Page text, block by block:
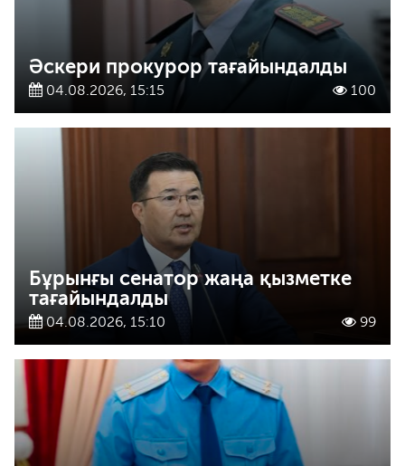
Әскери прокурор тағайындалды
04.08.2026, 15:15 100
Бұрынғы сенатор жаңа қызметке
тағайындалды
04.08.2026, 15:10 99